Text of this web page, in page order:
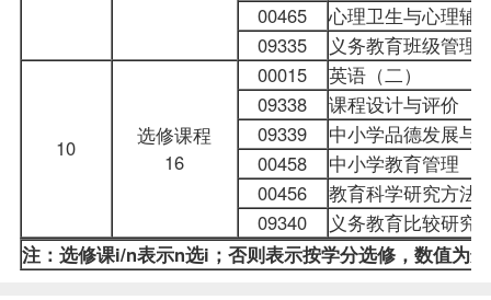
00465
心理卫生与心理辅
09335
义务教育班级管理
10
选修课程
16
00015
英语（二）
09338
课程设计与评价
09339
中小学品德发展与
00458
中小学教育管理
00456
教育科学研究方法
09340
义务教育比较研究
注：选修课i/n表示n选i；否则表示按学分选修，数值为